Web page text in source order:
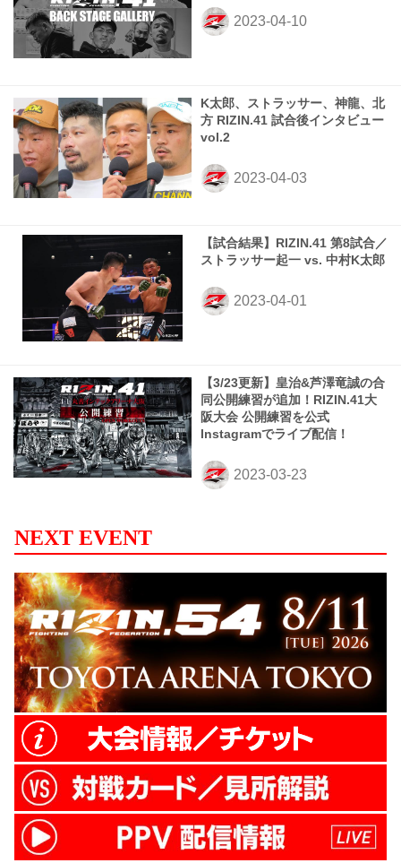
K太郎、ストラッサー、神龍、北
方 RIZIN.41 試合後インタビュー
vol.2
【試合結果】RIZIN.41 第8試合／
ストラッサー起一 vs. 中村K太郎
【3/23更新】皇治&芦澤竜誠の合
同公開練習が追加！RIZIN.41大
阪大会 公開練習を公式
Instagramでライブ配信！
NEXT EVENT